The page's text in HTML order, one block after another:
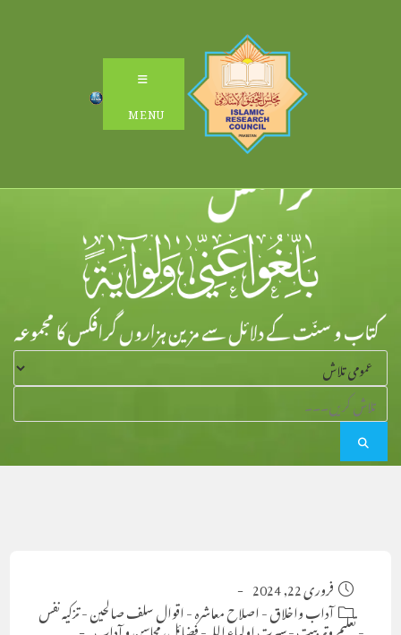
MENU
Post
published:
فروری 22, 2024
Post
category:
آداب واخلاق-اصلاح معاشرہ-اقوال سلف صالحین-تزکیہ نفس